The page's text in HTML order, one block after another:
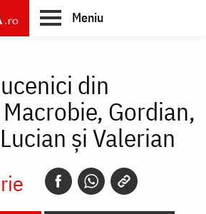
Meniu
din
Gordian,
și Valerian